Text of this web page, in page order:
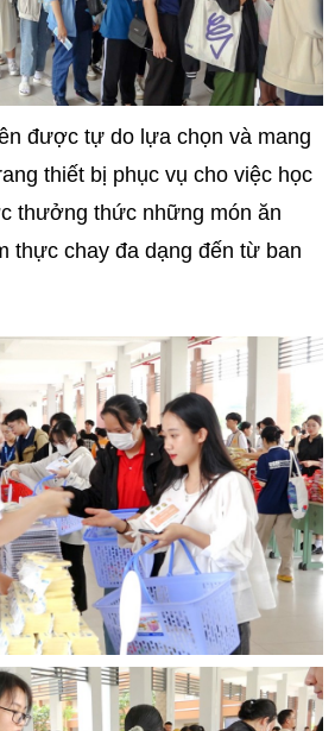
được tự do lựa chọn và mang
thiết bị phục vụ cho việc học
thưởng thức những món ăn
thực chay đa dạng đến từ ban